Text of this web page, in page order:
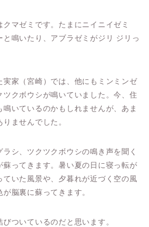
マゼミです。たまにニイニイゼミ
と鳴いたり、アブラゼミがジリ ジリっ
実家（宮崎）では、他にもミンミンゼ
ツクボウシが鳴いていました。今、住
鳴いているのかもしれませんが、あま
ませんでした。
ラシ、ツクツクボウシの鳴き声を聞く
蘇ってきます。暑い夏の日に寝っ転が
ていた風景や、夕暮れが近づく空の風
脳裏に蘇ってきます。
ついているのだと思います。